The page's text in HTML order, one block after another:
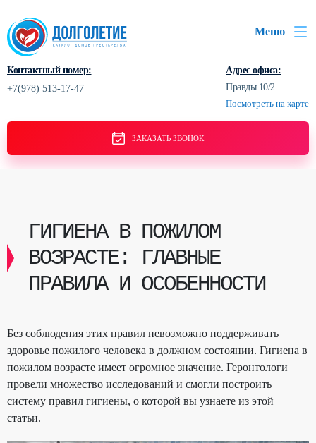
Адрес офиса:
Правды 10/2
Посмотреть на карте
Контактный номер:
+7(978) 513-17-47
Меню
ЗАКАЗАТЬ ЗВОНОК
ГИГИЕНА В ПОЖИЛОМ
ВОЗРАСТЕ: ГЛАВНЫЕ
ПРАВИЛА И ОСОБЕННОСТИ
Без соблюдения этих правил невозможно поддерживать
здоровье пожилого человека в должном состоянии. Гигиена в
пожилом возрасте имеет огромное значение. Геронтологи
провели множество исследований и смогли построить
систему правил гигиены, о которой вы узнаете из этой
статьи.